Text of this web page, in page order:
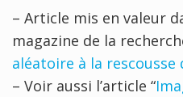
– Article mis en valeur
magazine de la
aléatoire à la rescousse
– Voir aussi l’article “